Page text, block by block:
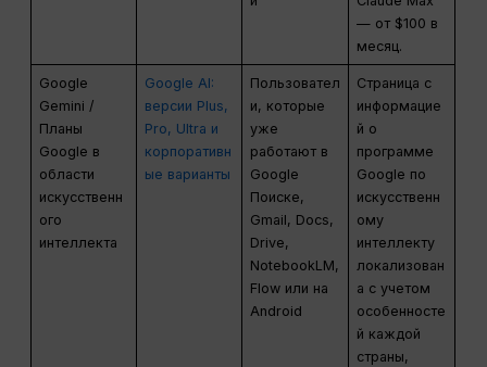
— от $100 в
месяц.
Google
Gemini /
Планы
Google в
области
искусственн
ого
интеллекта
Google AI:
версии Plus,
Pro, Ultra и
корпоративн
ые варианты
Пользовател
и, которые
уже
работают в
Google
Поиске,
Gmail, Docs,
Drive,
NotebookLM,
Flow или на
Android
Страница с
информацие
й о
программе
Google по
искусственн
ому
интеллекту
локализован
а с учетом
особенносте
й каждой
страны,